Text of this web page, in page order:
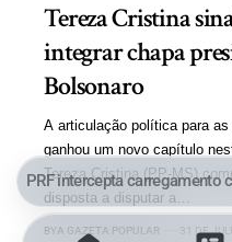
Tereza Cristina
integrar chapa
Bolsonaro
A articulação política para
ganhou um novo capítulo
Tereza Cristina (PP-MS)
disposta a disputar a…
BYA GAZETA POPULAR 31 DE